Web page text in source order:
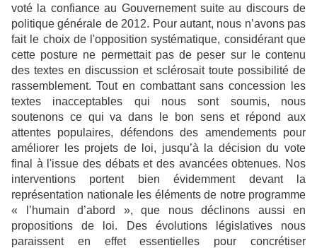
voté la confiance au Gouvernement suite au discours de
politique générale de 2012. Pour autant, nous n’avons pas
fait le choix de l'opposition systématique, considérant que
cette posture ne permettait pas de peser sur le contenu
des textes en discussion et sclérosait toute possibilité de
rassemblement. Tout en combattant sans concession les
textes inacceptables qui nous sont soumis, nous
soutenons ce qui va dans le bon sens et répond aux
attentes populaires, défendons des amendements pour
améliorer les projets de loi, jusqu’à la décision du vote
final à l'issue des débats et des avancées obtenues. Nos
interventions portent bien évidemment devant la
représentation nationale les éléments de notre programme
« l’humain d’abord », que nous déclinons aussi en
propositions de loi. Des évolutions législatives nous
paraissent en effet essentielles pour concrétiser